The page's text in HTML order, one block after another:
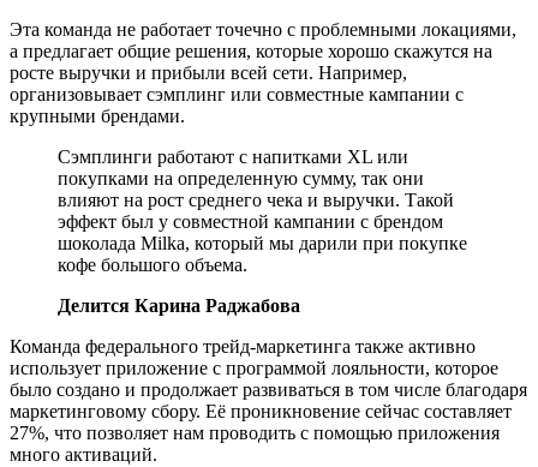
Эта команда не работает точечно с проблемными локациями,
а предлагает общие решения, которые хорошо скажутся на
росте выручки и прибыли всей сети. Например,
организовывает сэмплинг или совместные кампании с
крупными брендами.
Сэмплинги работают с напитками XL или
покупками на определенную сумму, так они
влияют на рост среднего чека и выручки. Такой
эффект был у совместной кампании с брендом
шоколада Milka, который мы дарили при покупке
кофе большого объема.
Делится Карина Раджабова
Команда федерального трейд-маркетинга также активно
использует приложение с программой лояльности, которое
было создано и продолжает развиваться в том числе благодаря
маркетинговому сбору. Её проникновение сейчас составляет
27%, что позволяет нам проводить с помощью приложения
много активаций.